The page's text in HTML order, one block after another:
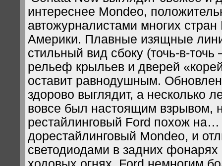
интереснее Mondeo,
автожурналистами многих
Америки. Плавные изящные
стильный вид сбоку (точь-в-
рельеф крыльев и дверей
оставит равнодушным.
здорово выглядит, а несколько
вовсе был настоящим взрывом,
рестайлинговый Ford похож на…
дорестайлинговый Mondeo, и
светодиодами в задних